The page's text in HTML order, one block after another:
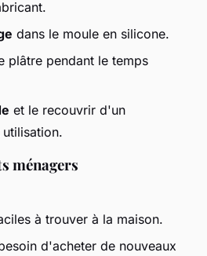
dans le moule en silicone.
plâtre pendant le temps
et le recouvrir d'un
ménagers
à trouver à la maison.
d'acheter de nouveaux